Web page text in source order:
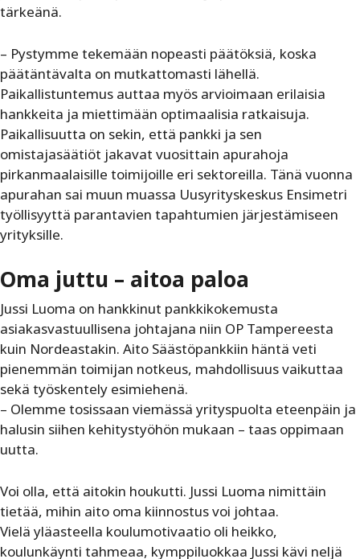
tärkeänä.
– Pystymme tekemään nopeasti päätöksiä, koska
päätäntävalta on mutkattomasti lähellä.
Paikallistuntemus auttaa myös arvioimaan erilaisia
hankkeita ja miettimään optimaalisia ratkaisuja.
Paikallisuutta on sekin, että pankki ja sen
omistajasäätiöt jakavat vuosittain apurahoja
pirkanmaalaisille toimijoille eri sektoreilla. Tänä vuonna
apurahan sai muun muassa Uusyrityskeskus Ensimetri
työllisyyttä parantavien tapahtumien järjestämiseen
yrityksille.
Oma juttu – aitoa paloa
Jussi Luoma on hankkinut pankkikokemusta
asiakasvastuullisena johtajana niin OP Tampereesta
kuin Nordeastakin. Aito Säästöpankkiin häntä veti
pienemmän toimijan notkeus, mahdollisuus vaikuttaa
sekä työskentely esimiehenä.
– Olemme tosissaan viemässä yrityspuolta eteenpäin ja
halusin siihen kehitystyöhön mukaan – taas oppimaan
uutta.
Voi olla, että aitokin houkutti. Jussi Luoma nimittäin
tietää, mihin aito oma kiinnostus voi johtaa.
Vielä yläasteella koulumotivaatio oli heikko,
koulunkäynti tahmeaa, kymppiluokkaa Jussi kävi neljä